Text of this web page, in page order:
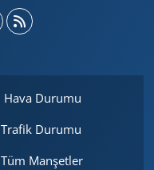
Hava Durumu
Trafik Durumu
Tüm Manşetler